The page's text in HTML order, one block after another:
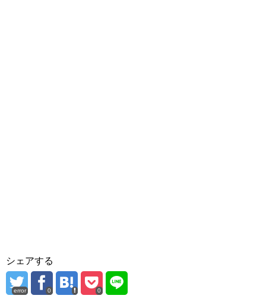
シェアする
error 0 0